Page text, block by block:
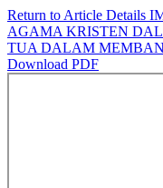
Return to Article Details
AGAMA KRISTEN
TUA DALAM
Download PDF